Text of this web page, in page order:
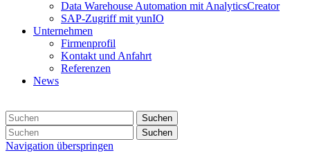
Data Warehouse Automation mit AnalyticsCreator
SAP-Zugriff mit yunIO
Unternehmen
Firmenprofil
Kontakt und Anfahrt
Referenzen
News
Suchen
Suchen
Navigation überspringen